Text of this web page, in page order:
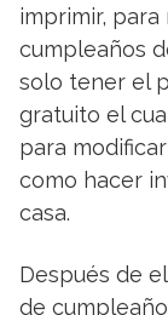
imprimir,
cumpleaños
solo tener el
gratuito el
para
como hacer
casa.
Después de
de